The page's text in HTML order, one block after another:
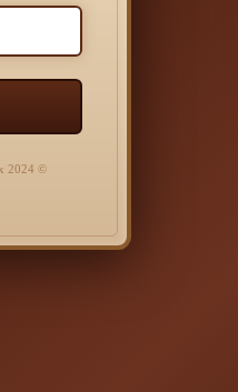
© 2024 Bibliothèque Universitaire Centrale • v3.2.1-bordeaux